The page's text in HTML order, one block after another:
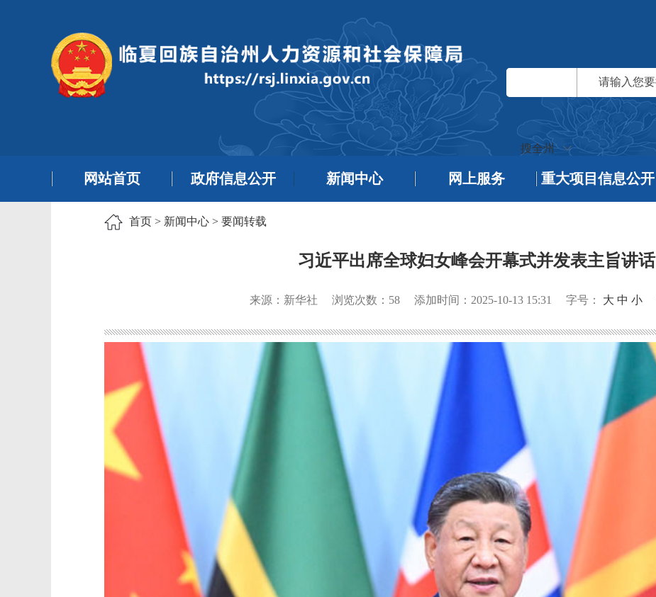
搜全州
网站首页 政府信息公开 新闻中心 网上服务 重大项目信息公开
首页 > 新闻中心 > 要闻转载
习近平出席全球妇女峰会开幕式并发表主旨讲话
来源：新华社 浏览次数： 58 添加时间：2025-10-13 15:31 字号： 大 中 小